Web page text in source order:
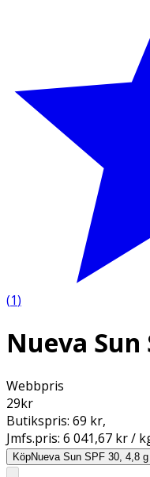
(1)
Nueva Sun
Webbpris
29kr
Butikspris: 69 kr,
Jmfs.pris: 6 041,67 kr /
KöpNueva Sun SPF 30, 4,8 g